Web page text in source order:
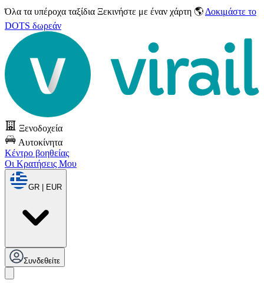
Όλα τα υπέροχα ταξίδια Ξεκινήστε με έναν χάρτη 🌎 Δοκιμάστε το
DOTS δωρεάν
Ξενοδοχεία
Αυτοκίνητα
Κέντρο βοηθείας
Οι Κρατήσεις Μου
GR | EUR
Συνδεθείτε